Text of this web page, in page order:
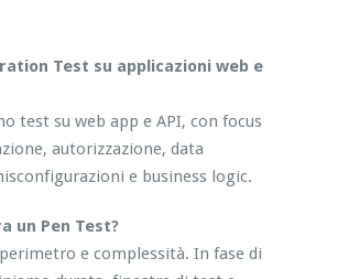
Test su applicazioni web e
test su web app e API, con focus
autorizzazione, data
e business logic.
un Pen Test?
e complessità. In fase di